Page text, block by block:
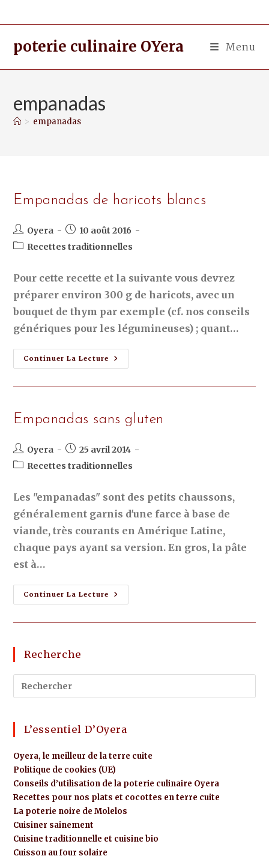
poterie culinaire OYera Menu
empanadas
> empanadas
Empanadas de haricots blancs
Oyera
10 août 2016
Recettes traditionnelles
Pour cette recette et la suivante vous devrez
préparer environ 300 g de haricots, avec un
bouquet de thym par exemple (cf. nos conseils
génériques pour les légumineuses) ; quant…
Continuer La Lecture
Empanadas sans gluten
Oyera
25 avril 2014
Recettes traditionnelles
Les "empanadas" sont des petits chaussons,
généralement garnis d'une farce à base de
viande, très courants en Amérique Latine,
chaque pays ayant sa version. En gros, la pâte
est à…
Continuer La Lecture
Recherche
L’essentiel D’Oyera
Oyera, le meilleur de la terre cuite
Politique de cookies (UE)
Conseils d’utilisation de la poterie culinaire Oyera
Recettes pour nos plats et cocottes en terre cuite
La poterie noire de Molelos
Cuisiner sainement
Cuisine traditionnelle et cuisine bio
Cuisson au four solaire